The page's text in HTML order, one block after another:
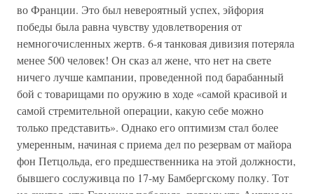
во Франции. Это был невероятный успех, эйфория
победы была равна чувству удовлетворения от
немногочисленных жертв. 6-я танковая дивизия потеряла
менее 500 человек! Он сказ ал жене, что нет на свете
ничего лучше кампании, проведенной под барабанный
бой с товарищами по оружию в ходе «самой красивой и
самой стремительной операции, какую себе можно
только представить». Однако его оптимизм стал более
умеренным, начиная с приема дел по резервам от майора
фон Петцольда, его предшественника на этой должности,
бывшего сослуживца по 17-му Бамбергскому полку. Тот